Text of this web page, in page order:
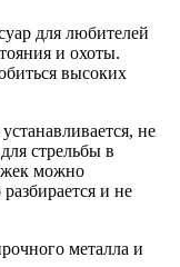
для любителей
и охоты.
высоких
не
стрельбы в
можно
и не
металла и